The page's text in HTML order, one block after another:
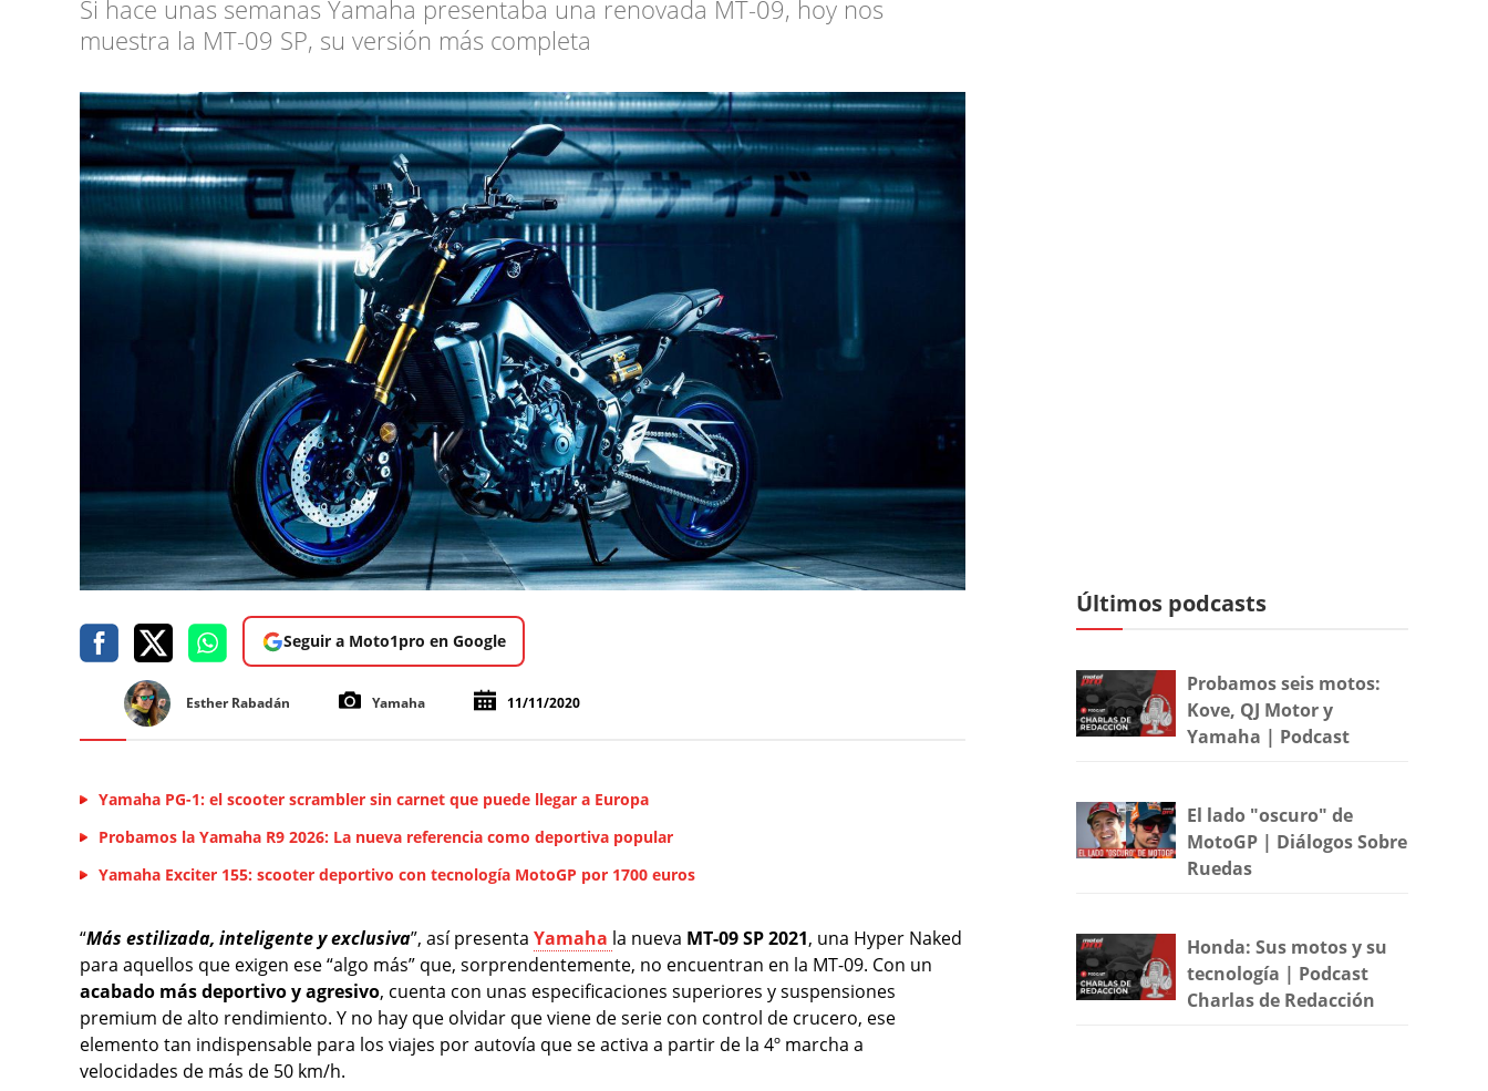
Si hace unas semanas Yamaha presentaba una renovada MT-09, hoy nos
muestra la MT-09 SP, su versión más completa
Seguir a Moto1pro en Google
Esther Rabadán Yamaha 11/11/2020
Yamaha PG-1: el scooter scrambler sin carnet que puede llegar a Europa
Probamos la Yamaha R9 2026: La nueva referencia como deportiva popular
Yamaha Exciter 155: scooter deportivo con tecnología MotoGP por 1700 euros
“Más estilizada, inteligente y exclusiva”, así presenta Yamaha la nueva MT-09 SP 2021, una Hyper Naked
para aquellos que exigen ese “algo más” que, sorprendentemente, no encuentran en la MT-09. Con un
acabado más deportivo y agresivo, cuenta con unas especificaciones superiores y suspensiones
premium de alto rendimiento. Y no hay que olvidar que viene de serie con control de crucero, ese
elemento tan indispensable para los viajes por autovía que se activa a partir de la 4º marcha a
velocidades de más de 50 km/h.
Últimos podcasts
Probamos seis motos:
Kove, QJ Motor y
Yamaha | Podcast
El lado "oscuro" de
MotoGP | Diálogos Sobre
Ruedas
Honda: Sus motos y su
tecnología | Podcast
Charlas de Redacción